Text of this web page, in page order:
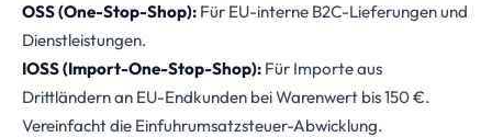
OSS (One-Stop-Shop): Für EU-interne B2C-Lieferungen und
Dienstleistungen.
IOSS (Import-One-Stop-Shop): Für Importe aus
Drittländern an EU-Endkunden bei Warenwert bis 150 €.
Vereinfacht die Einfuhrumsatzsteuer-Abwicklung.